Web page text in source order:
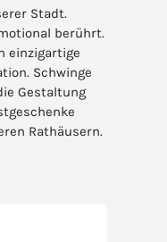
Stadt.
berührt.
einzigartige
Schwinge
Gestaltung
Rathäusern.